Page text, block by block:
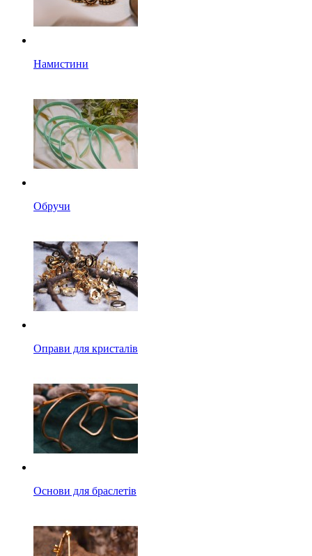
Намистини
Обручи
Оправи для кристалів
Основи для браслетів